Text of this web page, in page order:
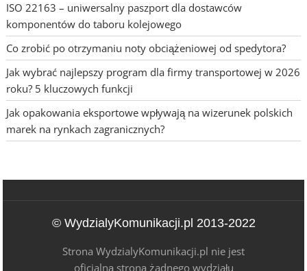
ISO 22163 – uniwersalny paszport dla dostawców
komponentów do taboru kolejowego
Co zrobić po otrzymaniu noty obciążeniowej od spedytora?
Jak wybrać najlepszy program dla firmy transportowej w 2026
roku? 5 kluczowych funkcji
Jak opakowania eksportowe wpływają na wizerunek polskich
marek na rynkach zagranicznych?
© WydzialyKomunikacji.pl 2013-2022
Strona WydzialyKomunikacji.pl nie jest
oficjalną stroną żadnego wydziału